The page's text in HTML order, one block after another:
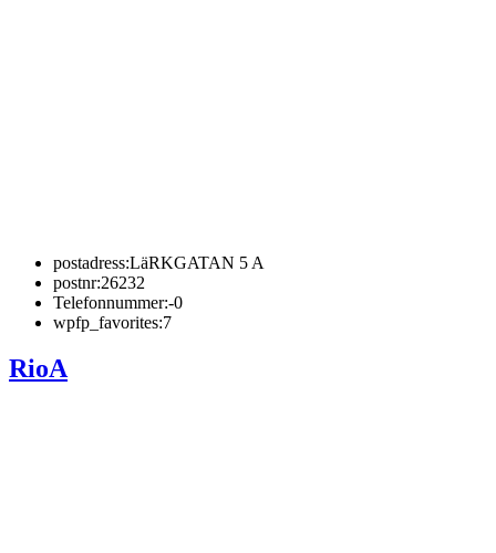
postadress:LäRKGATAN 5 A
postnr:26232
Telefonnummer:-0
wpfp_favorites:7
RioA